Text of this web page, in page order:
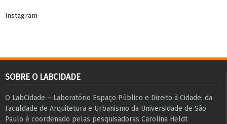
Instagram
SOBRE O LABCIDADE
O LabCidade – Laboratório Espaço Público e Direito à Cidade, da
Faculdade de Arquitetura e Urbanismo da Universidade de São
Paulo é coordenado pelas pesquisadoras Carolina Heldt